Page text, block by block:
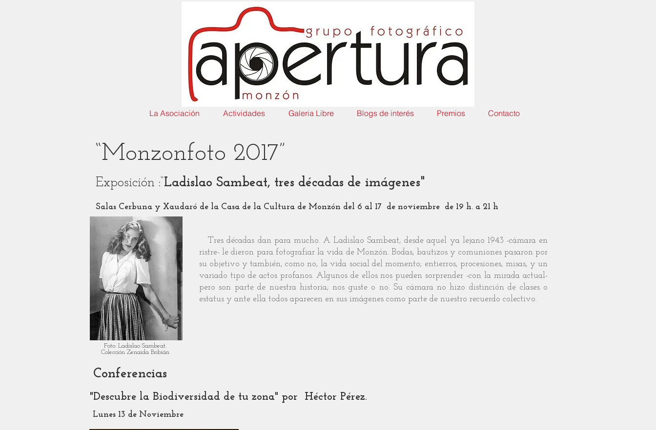
La Asociación Actividades Galeria Libre Blogs de interés Premios Contacto
“Monzonfoto 2017”
Exposición :“Ladislao Sambeat, tres décadas de imágenes"
Salas Cerbuna y Xaudaró de la Casa de la Cultura de Monzón del 6 al 17 de noviembre de 19 h. a 21 h
Tres décadas dan para mucho. A Ladislao Sambeat, desde aquel ya lejano 1943 -cámara en
ristre- le dieron para fotografiar la vida de Monzón. Bodas, bautizos y comuniones pasaron por
su objetivo y también, como no, la vida social del momento; entierros, procesiones, misas, y un
variado tipo de actos profanos. Algunos de ellos nos pueden sorprender -con la mirada actual-
pero son parte de nuestra historia; nos guste o no. Su cámara no hizo distinción de clases o
estatus y ante ella todos aparecen en sus imágenes como parte de nuestro recuerdo colectivo.
Foto: Ladislao Sambeat.
Colección Zenaida Bribián
Conferencias
"Descubre la Biodiversidad de tu zona" por Héctor Pérez.
Lunes 13 de Noviembre